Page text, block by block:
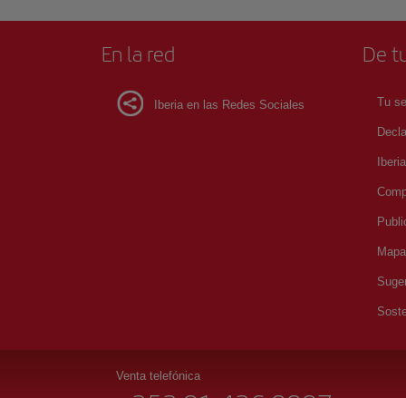
En la red
Iberia en las Redes Sociales
De
Tu
Venta telefónica